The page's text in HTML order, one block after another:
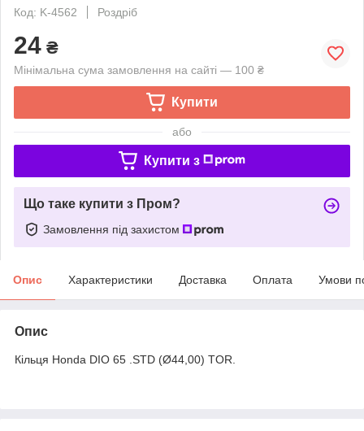
Код: K-4562
Роздріб
24 ₴
Мінімальна сума замовлення на сайті — 100 ₴
Купити
або
Купити з
Що таке купити з Пром?
Замовлення під захистом
Опис Характеристики Доставка Оплата Умови
Опис
Кільця Honda DIO 65 .STD (Ø44,00) TOR.